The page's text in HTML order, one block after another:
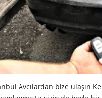
Avcılardan bize ulaşın